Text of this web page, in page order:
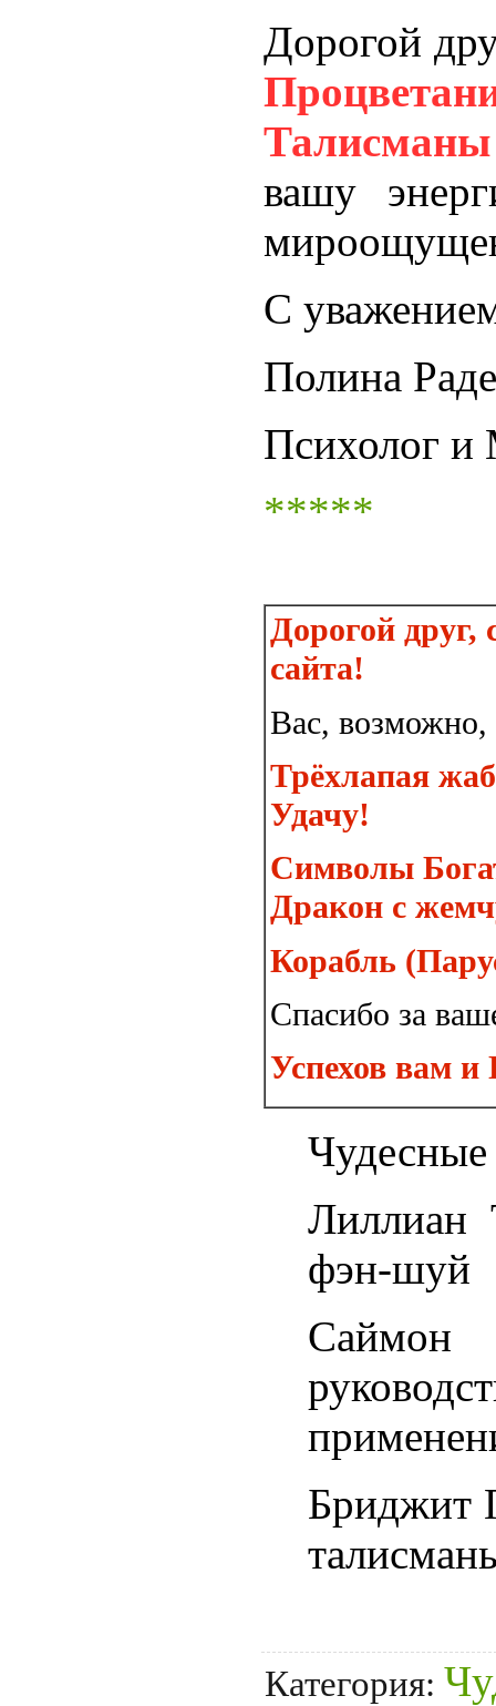
Дорогой
вашу
С
Полина
Психолог
*****
Дорогой друг,
сайта!
Вас, возможно,
Трёхлапая
Удачу!
Символы
Дракон с
Корабль
Спасибо за
Успехов вам
Лиллиан
фэн-шуй
Бриджит
Категория: